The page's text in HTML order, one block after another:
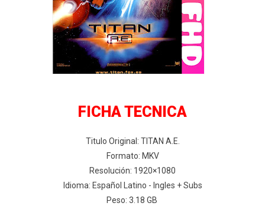
FICHA TECNICA
Titulo Original: TITAN A.E.
Formato: MKV
Resolución: 1920×1080
Idioma: Español Latino - Ingles + Subs
Peso: 3.18 GB